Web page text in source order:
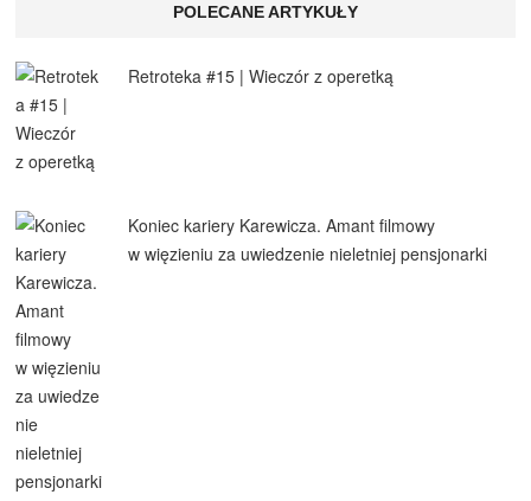
POLECANE ARTYKUŁY
Retroteka #15 | Wieczór z operetką
Koniec kariery Karewicza. Amant filmowy
w więzieniu za uwiedzenie nieletniej pensjonarki